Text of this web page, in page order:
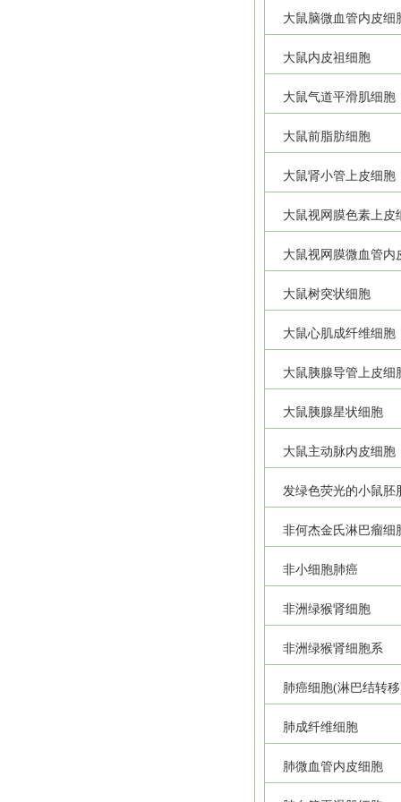
大鼠脑微血管内皮细
大鼠内皮祖细胞
大鼠气道平滑肌细胞
大鼠前脂肪细胞
大鼠肾小管上皮细胞
大鼠视网膜色素上皮
大鼠视网膜微血管内
大鼠树突状细胞
大鼠心肌成纤维细胞
大鼠胰腺导管上皮细
大鼠胰腺星状细胞
大鼠主动脉内皮细胞
发绿色荧光的小鼠胚
非何杰金氏淋巴瘤细
非小细胞肺癌
非洲绿猴肾细胞
非洲绿猴肾细胞系
肺癌细胞(淋巴结转
肺成纤维细胞
肺微血管内皮细胞